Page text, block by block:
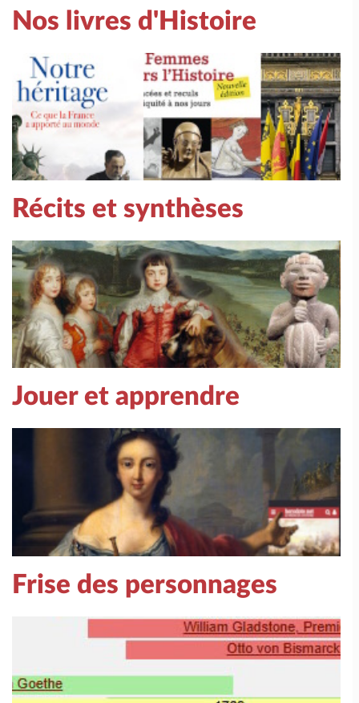
Nos livres d'Histoire
Récits et synthèses
Jouer et apprendre
Frise des personnages